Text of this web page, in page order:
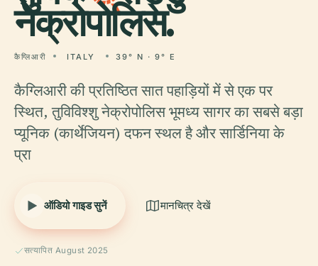
नेक्रोपोलिस.
कैग्लिआरी ITALY 39° N · 9° E
कैग्लिआरी की प्रतिष्ठित सात पहाड़ियों में से एक पर
स्थित, तुविविश्शु नेक्रोपोलिस भूमध्य सागर का सबसे बड़ा
प्यूनिक (कार्थेजियन) दफन स्थल है और सार्डिनिया के
प्रा
ऑडियो गाइड सुनें मानचित्र देखें
सत्यापित August 2025